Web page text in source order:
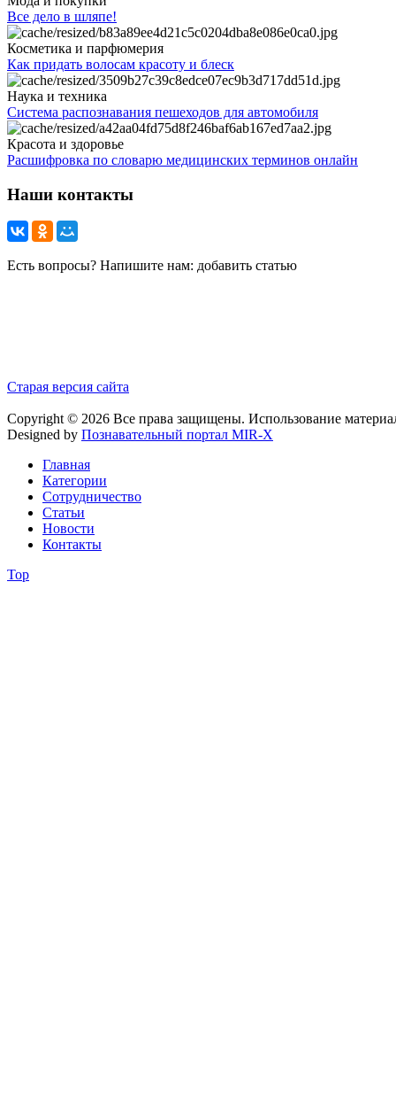
Все дело в шляпе!
Косметика и парфюмерия
Как придать волосам красоту и блеск
Наука и техника
Система распознавания пешеходов для автомобиля
Красота и здоровье
Расшифровка по словарю медицинских терминов онлайн
Наши контакты
Есть вопросы? Напишите нам: добавить статью
Старая версия сайта
Copyright © 2026 Все права защищены. Использование
Designed by Познавательный портал MIR-X
Главная
Категории
Сотрудничество
Статьи
Новости
Контакты
Top